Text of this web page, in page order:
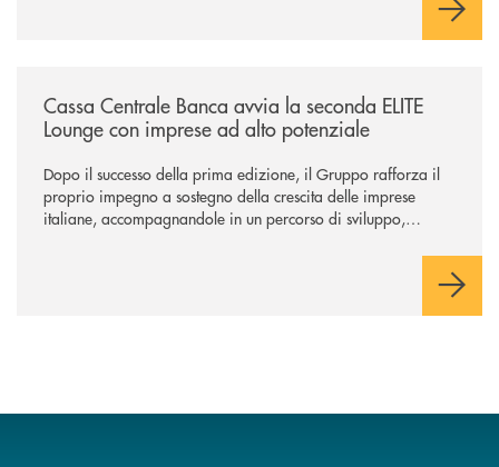
Cassa Centrale Banca avvia la seconda ELITE
Lounge con imprese ad alto potenziale
Dopo il successo della prima edizione, il Gruppo rafforza il
proprio impegno a sostegno della crescita delle imprese
italiane, accompagnandole in un percorso di sviluppo,